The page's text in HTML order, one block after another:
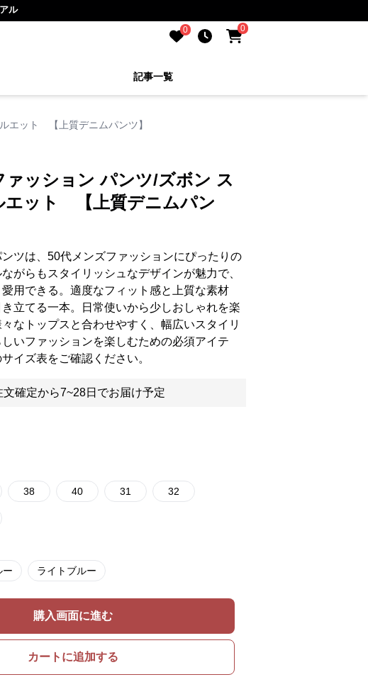
ル
0 0
記事一覧
エット 【上質デニムパンツ】
ァッション パンツ/ズボン ス
エット 【上質デニムパン
ツは、50代メンズファッションにぴったりの
がらもスタイリッシュなデザインが魅力で、
用できる。適度なフィット感と上質な素材
立てる一本。日常使いから少しおしゃれを楽
なトップスと合わせやすく、幅広いスタイリ
いファッションを楽しむための必須アイテ
イズ表をご確認ください。
文確定から7~28日でお届け予定
38 40 31 32
ー ライトブルー
購入画面に進む
カートに追加する